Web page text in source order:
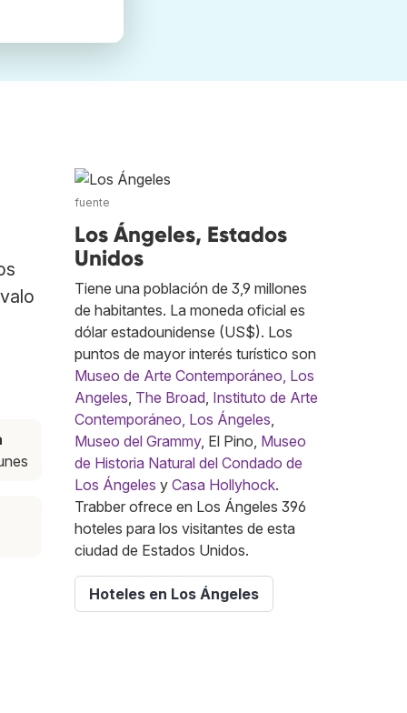
fuente
Los Ángeles, Estados
Unidos
Tiene una población de 3,9 millones
de habitantes. La moneda oficial es
dólar estadounidense (US$). Los
puntos de mayor interés turístico son
Museo de Arte Contemporáneo, Los
Angeles, The Broad, Instituto de Arte
Contemporáneo, Los Ángeles,
Museo del Grammy, El Pino, Museo
de Historia Natural del Condado de
Los Ángeles y Casa Hollyhock.
Trabber ofrece en Los Ángeles 396
hoteles para los visitantes de esta
ciudad de Estados Unidos.
Hoteles en Los Ángeles